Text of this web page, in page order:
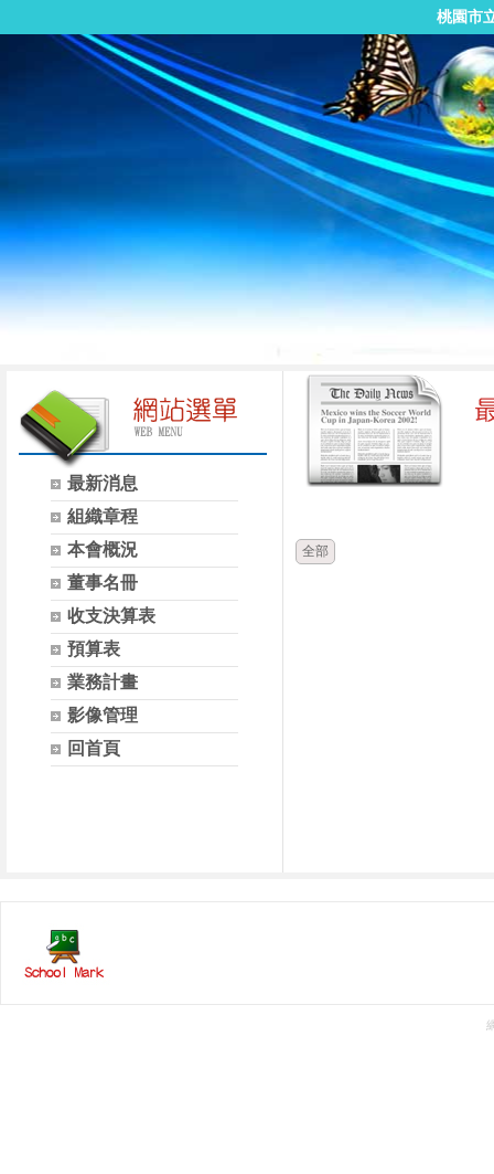
桃園市
最新消息
組織章程
本會概況
董事名冊
收支決算表
預算表
業務計畫
影像管理
回首頁
全部